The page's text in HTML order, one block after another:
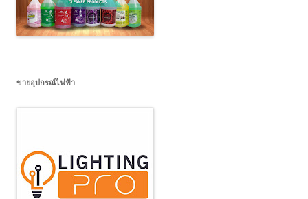
ขายอุปกรณ์ไฟฟ้า